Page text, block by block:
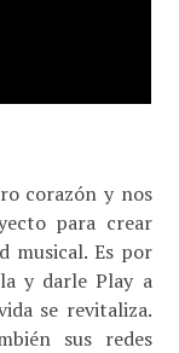
corazón y nos
para crear
musical. Es por
y darle Play a
se revitaliza.
sus redes